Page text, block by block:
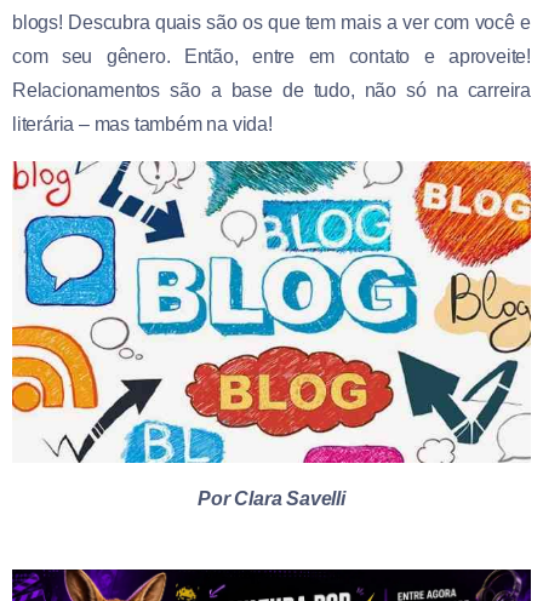
blogs! Descubra quais são os que tem mais a ver com você e
com seu gênero. Então, entre em contato e aproveite!
Relacionamentos são a base de tudo, não só na carreira
literária – mas também na vida!
Por Clara Savelli